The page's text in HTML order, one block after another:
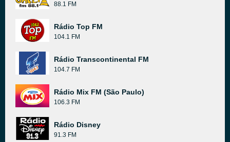
88.1 FM
Rádio Top FM
104.1 FM
Rádio Transcontinental FM
104.7 FM
Rádio Mix FM (São Paulo)
106.3 FM
Rádio Disney
91.3 FM